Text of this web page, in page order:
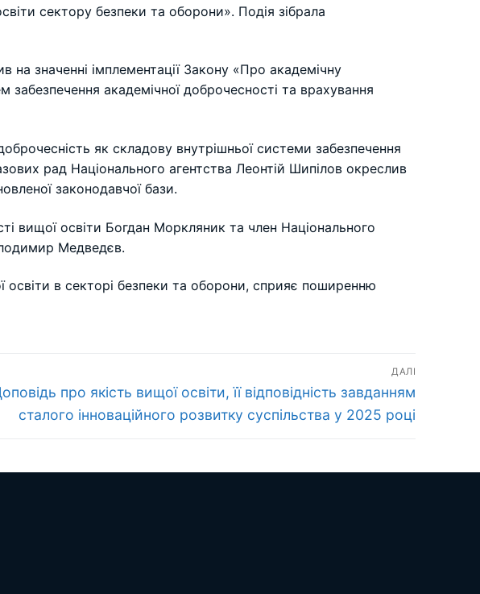
сектору безпеки та оборони». Подія зібрала
на значенні імплементації Закону «Про академічну
академічної доброчесності та врахування
як складову внутрішньої системи забезпечення
рад Національного агентства Леонтій Шипілов окреслив
законодавчої бази.
вищої освіти Богдан Моркляник та член Національного
Медведєв.
освіти в секторі безпеки та оборони, сприяє поширенню
ДАЛІ
запис:
про якість вищої освіти, її відповідність завданням
сталого інноваційного розвитку суспільства у 2025 році